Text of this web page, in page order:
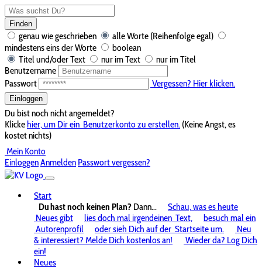
Finden
genau wie geschrieben
alle Worte (Reihenfolge egal)
mindestens eins der Worte
boolean
Titel und/oder Text
nur im Text
nur im Titel
Benutzername
Passwort
Vergessen? Hier klicken.
Einloggen
Du bist noch nicht angemeldet?
Klickehier, um Dir ein Benutzerkonto zu erstellen. (Keine Angst, es
kostet nichts)
Mein Konto
EinloggenAnmelden Passwort vergessen?
Start
Du hast noch keinen Plan? Dann...
Schau, was es heute
Neues gibt
lies doch mal irgendeinen Text,
besuch mal ein
Autorenprofil
oder sieh Dich auf der Startseite um.
Neu
& interessiert? Melde Dich kostenlos an!
Wieder da? Log Dich
ein!
Neues